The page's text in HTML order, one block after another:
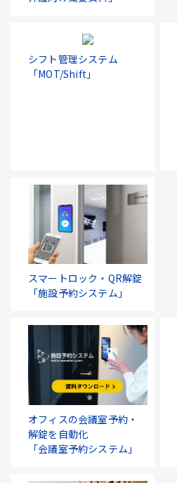
シフト管理システム
「MOT/Shift」
スマートロック・QR解錠
「施設予約システム」
オフィスの会議室予約・
解錠を自動化
「会議室予約システム」